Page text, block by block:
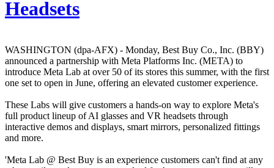
Headsets
WASHINGTON (dpa-AFX) - Monday, Best Buy Co., Inc. (BBY)
announced a partnership with Meta Platforms Inc. (META) to
introduce Meta Lab at over 50 of its stores this summer, with the first
one set to open in June, offering an elevated customer experience.
These Labs will give customers a hands-on way to explore Meta's
full product lineup of AI glasses and VR headsets through
interactive demos and displays, smart mirrors, personalized fittings
and more.
'Meta Lab @ Best Buy is an experience customers can't find at any